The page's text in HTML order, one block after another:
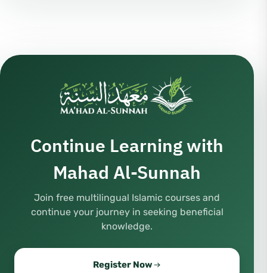
Continue Learning with
Mahad Al-Sunnah
Join free multilingual Islamic courses and
continue your journey in seeking beneficial
knowledge.
Register Now